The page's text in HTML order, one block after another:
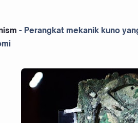
- Perangkat mekanik kuno